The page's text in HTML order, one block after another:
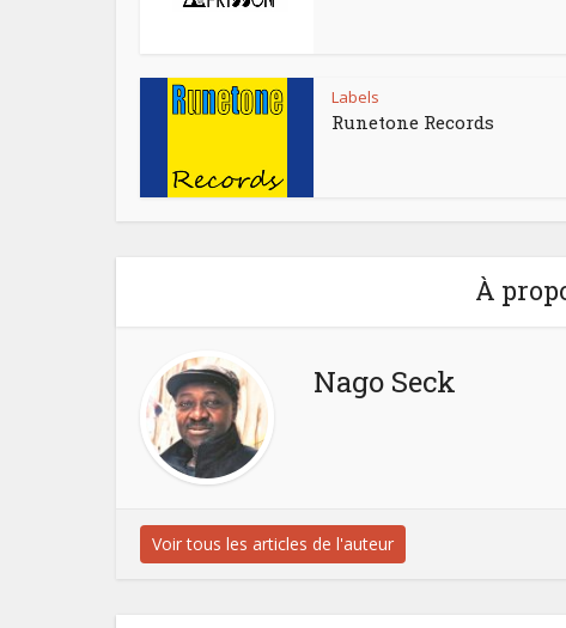
Labels
Runetone Records
À
Nago Seck
Voir tous les articles de l'auteur